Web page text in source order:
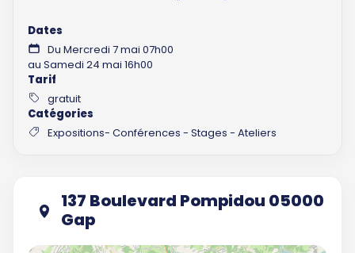
Dates
Du Mercredi 7 mai 07h00
au Samedi 24 mai 16h00
Tarif
gratuit
Catégories
Expositions- Conférences - Stages - Ateliers
137 Boulevard Pompidou 05000
Gap